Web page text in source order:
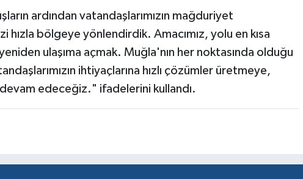
ardından vatandaşlarımızın mağduriyet
hızla bölgeye yönlendirdik. Amacımız, yolu en kısa
ulaşıma açmak. Muğla'nın her noktasında olduğu
ihtiyaçlarına hızlı çözümler üretmeye,
devam edeceğiz." ifadelerini kullandı.